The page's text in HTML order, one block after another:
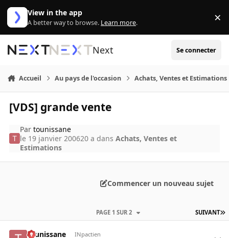
Aller au contenu
View in the app
A better way to browse. Learn more. ×
Next Se connecter
Accueil Au pays de l'occasion Achats, Ventes et Estimations
[VDS] grande vente
Partounissane
le 19 janvier 200620 a dansAchats, Ventes et
Estimations
Commencer un nouveau sujet
SUIVANT
PAGE 1 SUR 2
tounissane INpactien